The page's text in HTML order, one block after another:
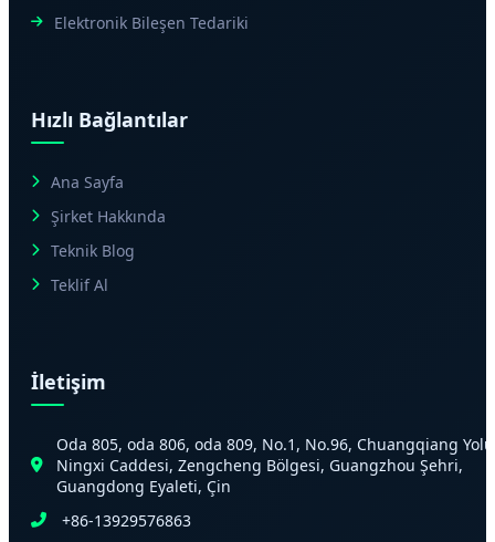
Elektronik Bileşen Tedariki
Hızlı Bağlantılar
Ana Sayfa
Şirket Hakkında
Teknik Blog
Teklif Al
İletişim
Oda 805, oda 806, oda 809, No.1, No.96, Chuangqiang
Ningxi Caddesi, Zengcheng Bölgesi, Guangzhou Şehri,
Guangdong Eyaleti, Çin
+86-13929576863